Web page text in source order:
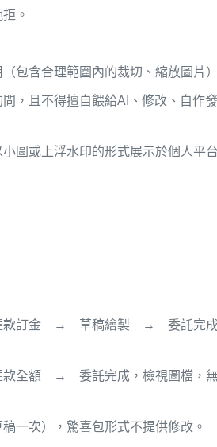
。
含合理範圍內的裁切、縮放圖片）
且不得擅自餵給AI、修改、自作
或上浮水印的形式展示於個人平
金 → 草稿繪製 → 委託完成，
額 → 委託完成，檢視圖檔，
次），驚喜包形式不提供修改。